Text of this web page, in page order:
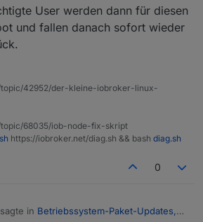
User werden dann für diesen
und fallen danach sofort wieder
42952/der-kleine-iobroker-linux-
68035/iob-node-fix-skript
https://iobroker.net/diag.sh && bash diag.sh
0
sagte in Betriebssystem-Paket-Updates,